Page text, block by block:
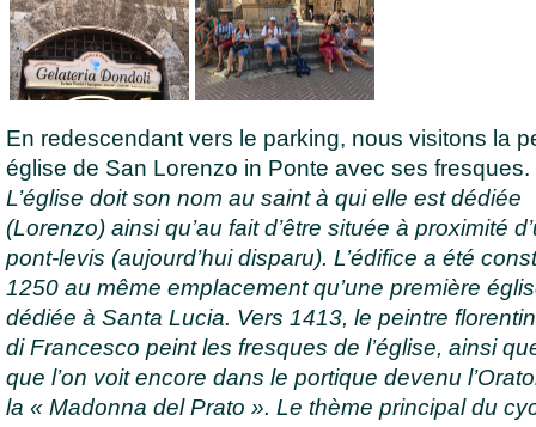
En redescendant vers le parking, nous visitons la
église de San Lorenzo in Ponte avec ses fresques.
L’église doit son nom au saint à qui elle est dédiée
(Lorenzo) ainsi qu’au fait d’être située à proximité
pont-levis (aujourd’hui disparu). L’édifice a été
1250 au même emplacement qu’une première
dédiée à Santa Lucia. Vers 1413, le peintre
di Francesco peint les fresques de l’église, ainsi
que l’on voit encore dans le portique devenu
la « Madonna del Prato ». Le thème principal du